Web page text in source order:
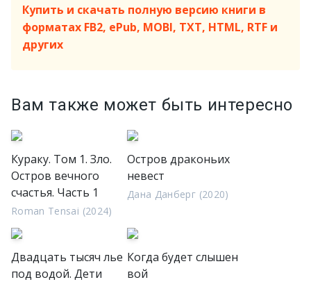
Купить и скачать полную версию книги в
форматах FB2, ePub, MOBI, TXT, HTML, RTF и
других
Вам также может быть интересно
Кураку. Том 1. Зло.
Остров вечного
счастья. Часть 1
Roman Tensai (2024)
Остров драконьих
невест
Дана Данберг (2020)
Двадцать тысяч лье
под водой. Дети
Когда будет слышен
вой